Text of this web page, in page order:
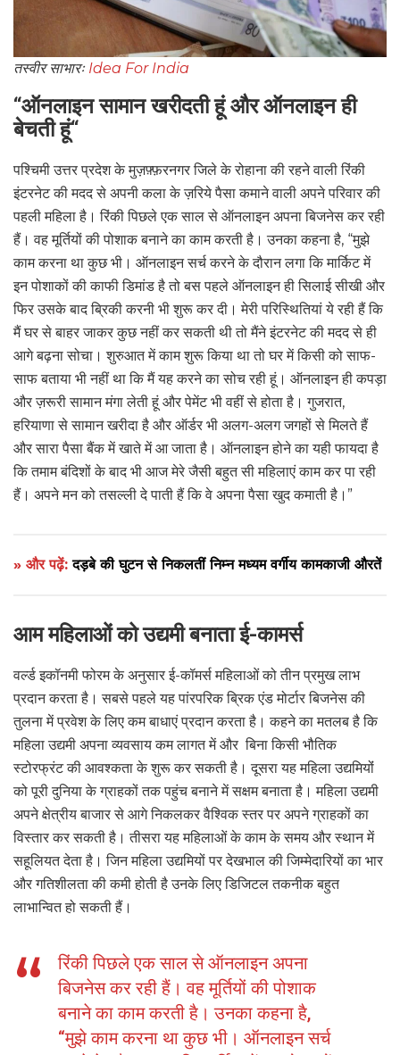
तस्वीर साभारः Idea For India
“ऑनलाइन सामान खरीदती हूं और ऑनलाइन ही
बेचती हूं“
पश्चिमी उत्तर प्रदेश के मुज़फ़्फ़रनगर जिले के रोहाना की रहने वाली रिंकी
इंटरनेट की मदद से अपनी कला के ज़रिये पैसा कमाने वाली अपने परिवार की
पहली महिला है। रिंकी पिछले एक साल से ऑनलाइन अपना बिजनेस कर रही
हैं। वह मूर्तियों की पोशाक बनाने का काम करती है। उनका कहना है, “मुझे
काम करना था कुछ भी। ऑनलाइन सर्च करने के दौरान लगा कि मार्किट में
इन पोशाकों की काफी डिमांड है तो बस पहले ऑनलाइन ही सिलाई सीखी और
फिर उसके बाद ब्रिकी करनी भी शुरू कर दी। मेरी परिस्थितियां ये रही हैं कि
मैं घर से बाहर जाकर कुछ नहीं कर सकती थी तो मैंने इंटरनेट की मदद से ही
आगे बढ़ना सोचा। शुरुआत में काम शुरू किया था तो घर में किसी को साफ-
साफ बताया भी नहीं था कि मैं यह करने का सोच रही हूं। ऑनलाइन ही कपड़ा
और ज़रूरी सामान मंगा लेती हूं और पेमेंट भी वहीं से होता है। गुजरात,
हरियाणा से सामान खरीदा है और ऑर्डर भी अलग-अलग जगहों से मिलते हैं
और सारा पैसा बैंक में खाते में आ जाता है। ऑनलाइन होने का यही फायदा है
कि तमाम बंदिशों के बाद भी आज मेरे जैसी बहुत सी महिलाएं काम कर पा रही
हैं। अपने मन को तसल्ली दे पाती हैं कि वे अपना पैसा खुद कमाती है।”
» और पढ़ें:दड़बे की घुटन से निकलतीं निम्न मध्यम वर्गीय कामकाजी औरतें
आम महिलाओं को उद्यमी बनाता ई-कामर्स
वर्ल्ड इकॉनमी फोरम के अनुसार ई-कॉमर्स महिलाओं को तीन प्रमुख लाभ
प्रदान करता है। सबसे पहले यह पांरपरिक ब्रिक एंड मोर्टार बिजनेस की
तुलना में प्रवेश के लिए कम बाधाएं प्रदान करता है। कहने का मतलब है कि
महिला उद्यमी अपना व्यवसाय कम लागत में और बिना किसी भौतिक
स्टोरफ्रंट की आवश्कता के शुरू कर सकती है। दूसरा यह महिला उद्यमियोंं
को पूरी दुनिया के ग्राहकों तक पहुंच बनाने में सक्षम बनाता है। महिला उद्यमी
अपने क्षेत्रीय बाजार से आगे निकलकर वैश्विक स्तर पर अपने ग्राहकों का
विस्तार कर सकती है। तीसरा यह महिलाओं के काम के समय और स्थान में
सहूलियत देता है। जिन महिला उद्यमियों पर देखभाल की जिम्मेदारियों का भार
और गतिशीलता की कमी होती है उनके लिए डिजिटल तकनीक बहुत
लाभान्वित हो सकती हैं।
रिंकी पिछले एक साल से ऑनलाइन अपना
बिजनेस कर रही हैं। वह मूर्तियों की पोशाक
बनाने का काम करती है। उनका कहना है,
“मुझे काम करना था कुछ भी। ऑनलाइन सर्च